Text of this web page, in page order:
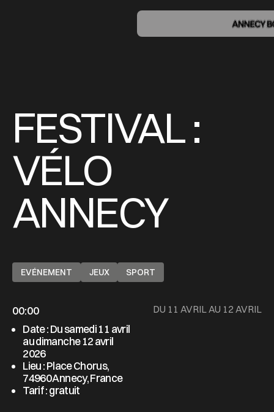
FESTIVAL :
VÉLO
ANNECY
EVÉNEMENT JEUX SPORT
00:00
Date : Du samedi 11 avril
au dimanche 12 avril
2026
Lieu : Place Chorus,
74960 Annecy, France
Tarif : gratuit
DU 11 AVRIL AU 12 AVRIL